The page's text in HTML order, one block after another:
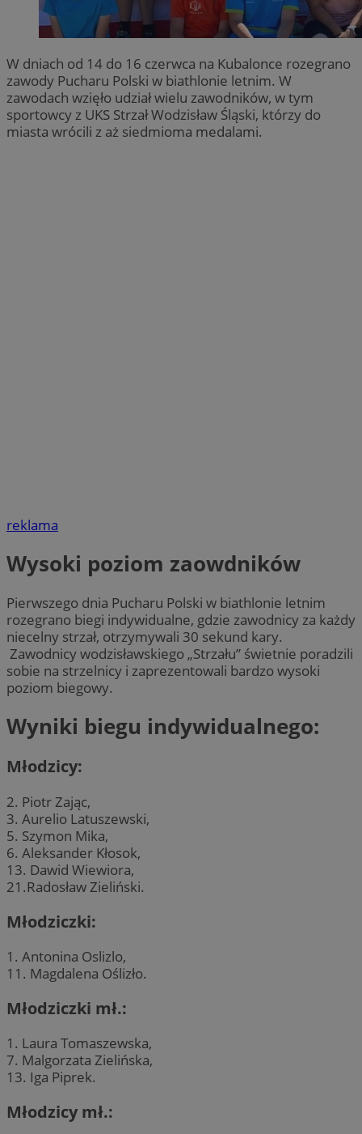
W dniach od 14 do 16 czerwca na Kubalonce rozegrano
zawody Pucharu Polski w biathlonie letnim. W
zawodach wzięło udział wielu zawodników, w tym
sportowcy z UKS Strzał Wodzisław Śląski, którzy do
miasta wrócili z aż siedmioma medalami.
reklama
Wysoki poziom zaowdników
Pierwszego dnia Pucharu Polski w biathlonie letnim
rozegrano biegi indywidualne, gdzie zawodnicy za każdy
niecelny strzał, otrzymywali 30 sekund kary.
Zawodnicy wodzisławskiego „Strzału” świetnie poradzili
sobie na strzelnicy i zaprezentowali bardzo wysoki
poziom biegowy.
Wyniki biegu indywidualnego:
Młodzicy:
2. Piotr Zając,
3. Aurelio Latuszewski,
5. Szymon Mika,
6. Aleksander Kłosok,
13. Dawid Wiewiora,
21.Radosław Zieliński.
Młodziczki:
1. Antonina Oslizlo,
11. Magdalena Oślizło.
Młodziczki mł.:
1. Laura Tomaszewska,
7. Malgorzata Zielińska,
13. Iga Piprek.
Młodzicy mł.: